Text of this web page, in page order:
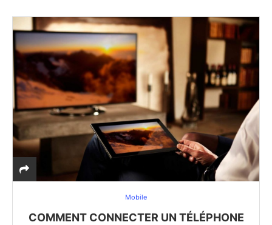
Mobile
COMMENT CONNECTER UN TÉLÉPHONE